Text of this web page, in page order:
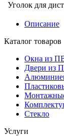
Уголок для
Описание
Каталог товаров
Окна из
Двери из
Стекло
Услуги